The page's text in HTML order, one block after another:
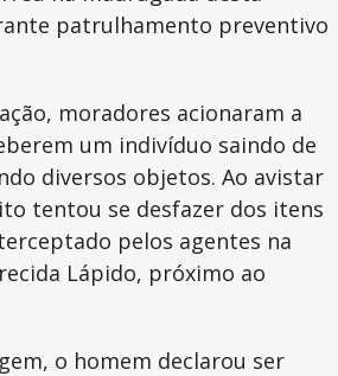
patrulhamento preventivo
moradores acionaram a
um indivíduo saindo de
diversos objetos. Ao avistar
tentou se desfazer dos itens
pelos agentes na
Lápido, próximo ao
o homem declarou ser